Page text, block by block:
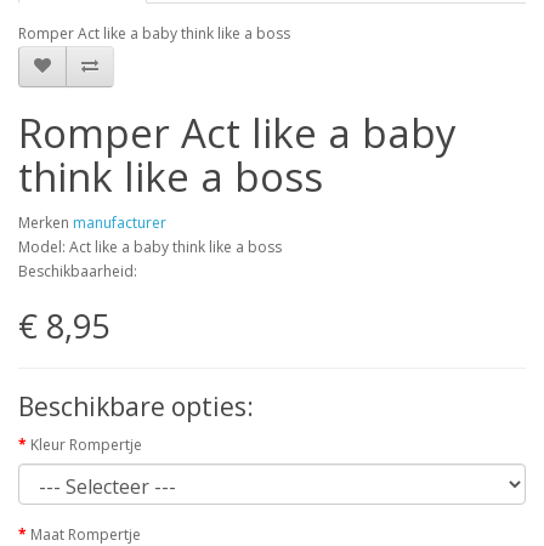
Romper Act like a baby think like a boss
Romper Act like a baby
think like a boss
Merken manufacturer
Model: Act like a baby think like a boss
Beschikbaarheid:
€ 8,95
Beschikbare opties:
Kleur Rompertje
Maat Rompertje